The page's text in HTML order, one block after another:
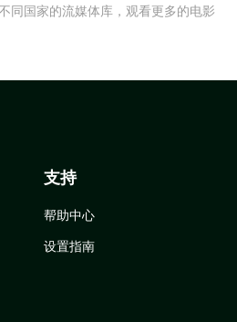
同国家的流媒体库，观看更多的电影
支持
帮助中心
设置指南